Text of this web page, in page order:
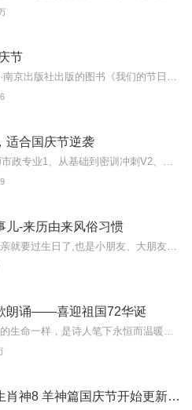
节
适合国庆节逆袭
儿-来历由来风俗习惯
朗诵——喜迎祖国72华诞
小猪屏蓬十二生肖神8 羊神篇国庆节开始更新啦！